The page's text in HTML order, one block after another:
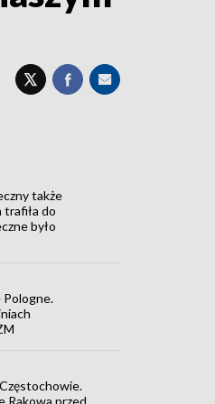
także
trafiła do
było
Pologne.
Rakowa przed